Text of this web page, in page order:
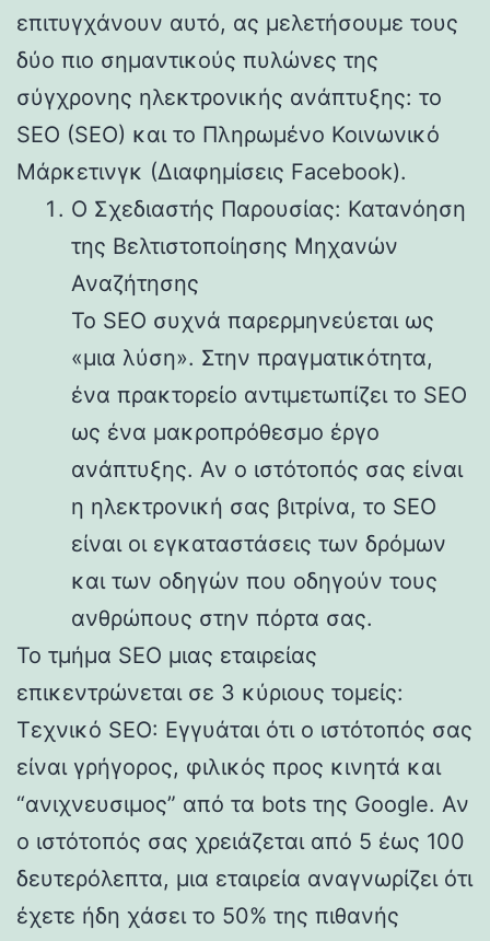
επιτυγχάνουν αυτό, ας μελετήσουμε τους
δύο πιο σημαντικούς πυλώνες της
σύγχρονης ηλεκτρονικής ανάπτυξης: το
SEO (SEO) και το Πληρωμένο Κοινωνικό
Μάρκετινγκ (Διαφημίσεις Facebook).
Ο Σχεδιαστής Παρουσίας: Κατανόηση
της Βελτιστοποίησης Μηχανών
Αναζήτησης
Το SEO συχνά παρερμηνεύεται ως
«μια λύση». Στην πραγματικότητα,
ένα πρακτορείο αντιμετωπίζει το SEO
ως ένα μακροπρόθεσμο έργο
ανάπτυξης. Αν ο ιστότοπός σας είναι
η ηλεκτρονική σας βιτρίνα, το SEO
είναι οι εγκαταστάσεις των δρόμων
και των οδηγών που οδηγούν τους
ανθρώπους στην πόρτα σας.
Το τμήμα SEO μιας εταιρείας
επικεντρώνεται σε 3 κύριους τομείς:
Τεχνικό SEO: Εγγυάται ότι ο ιστότοπός σας
είναι γρήγορος, φιλικός προς κινητά και
“ανιχνευσιμος” από τα bots της Google. Αν
ο ιστότοπός σας χρειάζεται από 5 έως 100
δευτερόλεπτα, μια εταιρεία αναγνωρίζει ότι
έχετε ήδη χάσει το 50% της πιθανής